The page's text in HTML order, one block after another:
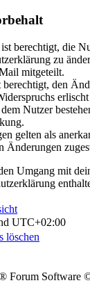
berechtigt, die
zu
mitgeteilt.
den
Nutzer
gelten als
Änderungen
Umgang mit
UTC+02:00
löschen
Forum Software